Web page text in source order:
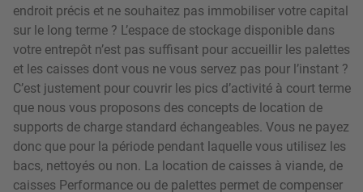
endroit précis et ne souhaitez pas immobiliser votre capital
sur le long terme ? L’espace de stockage disponible dans
votre entrepôt n’est pas suffisant pour accueillir les palettes
et les caisses dont vous ne vous servez pas pour l’instant ?
C’est justement pour couvrir les pics d’activité à court terme
que nous vous proposons des concepts de location de
supports de charge standard échangeables. Vous ne payez
donc que pour la période pendant laquelle vous utilisez les
bacs, nettoyés ou non. La location de caisses à viande, de
caisses Performance ou de palettes permet de compenser